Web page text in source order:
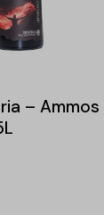
– Ammos